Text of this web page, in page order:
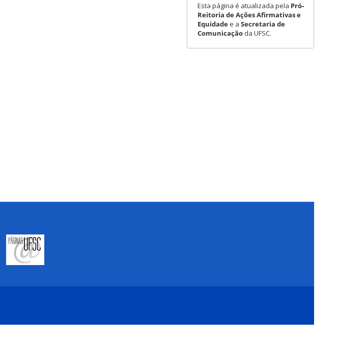
Esta página é atualizada pela Pró-
Reitoria de Ações Afirmativas e
Equidadee a Secretaria de
Comunicação da UFSC.